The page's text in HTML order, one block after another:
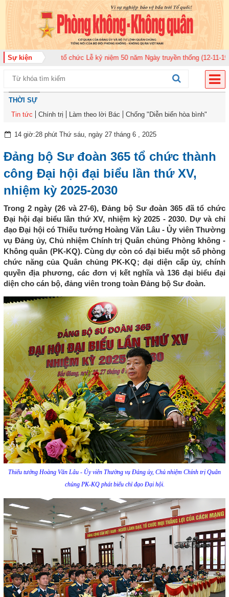
Sự kiện
920 tổ chức Lễ kỷ niệm 50 năm Ngày truyền thống (12-11-1975/12-11-
THỜI SỰ
Tin tức
Chính trị Làm theo lời Bác Chống "Diễn biến hòa bình"
14 giờ:28 phút Thứ sáu, ngày 27 tháng 6 , 2025
Đảng bộ Sư đoàn 365 tổ chức thành
công Đại hội đại biểu lần thứ XV,
nhiệm kỳ 2025-2030
Trong 2 ngày (26 và 27-6), Đảng bộ Sư đoàn 365 đã tổ chức
Đại hội đại biểu lần thứ XV, nhiệm kỳ 2025 - 2030. Dự và chỉ
đạo Đại hội có Thiếu tướng Hoàng Văn Lâu - Ủy viên Thường
vụ Đảng ủy, Chủ nhiệm Chính trị Quân chủng Phòng không -
Không quân (PK-KQ). Cùng dự còn có đại biểu một số phòng
chức năng của Quân chủng PK-KQ; đại diện cấp ủy, chính
quyền địa phương, các đơn vị kết nghĩa và 136 đại biểu đại
diện cho cán bộ, đảng viên trong toàn Đảng bộ Sư đoàn.
Thiếu tướng Hoàng Văn Lâu - Ủy viên Thường vụ Đảng ủy, Chủ nhiệm Chính trị Quân
chủng PK-KQ phát biểu chỉ đạo Đại hội.